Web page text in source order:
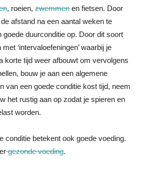
, roeien, zwemmen en fietsen. Door
afstand na een aantal weken te
goede duurconditie op. Door dit soort
‘intervaloefeningen’ waarbij je
korte tijd weer afbouwt om vervolgens
bouw je aan een algemene
van een goede conditie kost tijd, neem
het rustig aan op zodat je spieren en
worden.
conditie betekent ook goede voeding.
gezonde voeding.